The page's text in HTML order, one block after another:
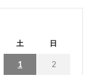
土 日
1 2